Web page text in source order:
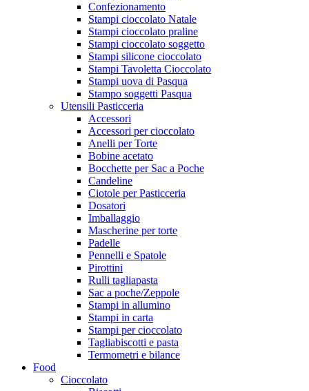
Confezionamento
Stampi cioccolato Natale
Stampi cioccolato praline
Stampi cioccolato soggetto
Stampi silicone cioccolato
Stampi Tavoletta Cioccolato
Stampi uova di Pasqua
Stampo soggetti Pasqua
Utensili Pasticceria
Accessori
Accessori per cioccolato
Anelli per Torte
Bobine acetato
Bocchette per Sac a Poche
Candeline
Ciotole per Pasticceria
Dosatori
Imballaggio
Mascherine per torte
Padelle
Pennelli e Spatole
Pirottini
Rulli tagliapasta
Sac a poche/Zeppole
Stampi in allumino
Stampi in carta
Stampi per cioccolato
Tagliabiscotti e pasta
Termometri e bilance
Food
Cioccolato